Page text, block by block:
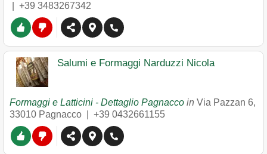
+39 3483267342
Salumi e Formaggi Narduzzi Nicola
Formaggi e Latticini - Dettaglio Pagnacco in Via Pazzan 6,
33010 Pagnacco +39 0432661155